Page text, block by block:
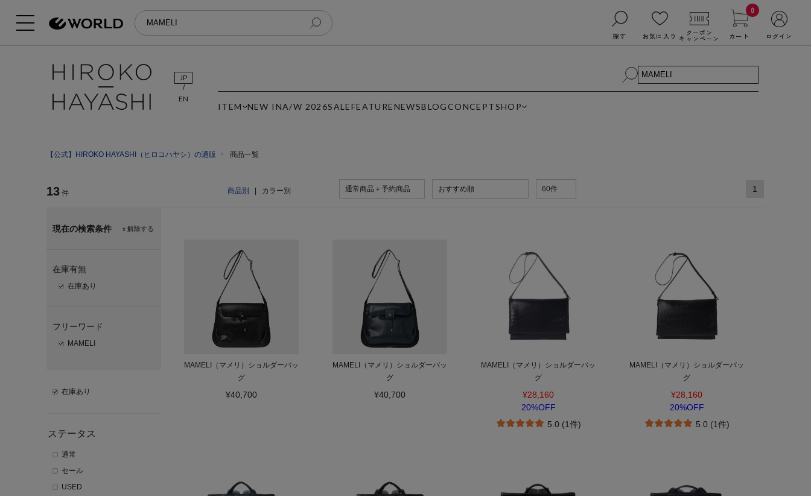
探す お気に入り クーポン
キャンペーン
0
カート ログイン
JP
EN
ITEM NEW INA/W 2026SALEFEATURENEWSBLOG CONCEPTSHOP
【公式】HIROKO HAYASHI（ヒロコハヤシ）の通販 商品一覧
13 件 商品別 カラー別 通常商品＋予約商品 おすすめ順 60件 1
ｘ解除する
現在の検索条件
在庫有無
在庫あり
フリーワード
MAMELI
在庫あり
ステータス
通常
セール
USED
MAMELI（マメリ）ショルダーバッ
グ
¥40,700
MAMELI（マメリ）ショルダーバッ
グ
¥40,700
MAMELI（マメリ）ショルダーバッ
グ
¥28,160
20%OFF
5.0 (1件)
MAMELI（マメリ）ショルダーバッ
グ
¥28,160
20%OFF
5.0 (1件)